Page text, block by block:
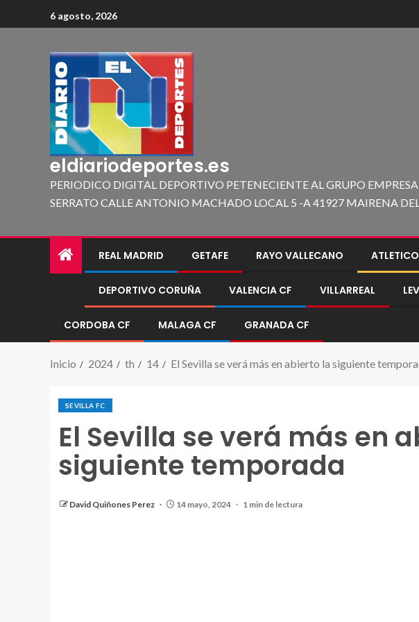
6 agosto, 2026
eldiariodeportes.es
PERIODICO DIGITAL DEPORTIVO PETENECIENTE AL GRUPO
SERRATO CALLE ANTONIO MACHADO LOCAL 5 -A 41927 MAIRENA
REAL MADRID GETAFE RAYO VALLECANO
DEPORTIVO CORUÑA VALENCIA CF VILLARREAL
CORDOBA CF MALAGA CF GRANADA CF
Inicio 2024 th 14 El Sevilla se verá más en abierto la siguiente
SEVILLA FC
El Sevilla se verá más en
siguiente temporada
David Quiñones Perez 14 mayo, 2024 1 min de lectura